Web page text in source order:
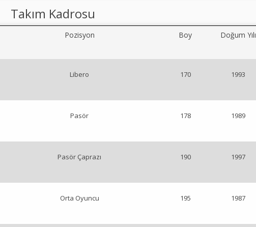
Takım Kadrosu
Pozisyon Boy Doğum Yılı
Libero 170 1993
Pasör 178 1989
Pasör Çaprazı 190 1997
Orta Oyuncu 195 1987